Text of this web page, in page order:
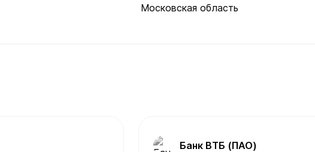
Московская область
Банк ВТБ (ПАО)